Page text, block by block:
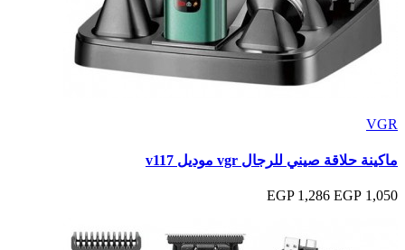
VGR
ماكينة حلاقة صيني للرجال vgr موديل v117
1,050 EGP
1,286 EGP